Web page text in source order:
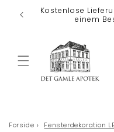
Direkt zum
Inhalt
Kostenlose
einem
Forside › Fensterdekoration